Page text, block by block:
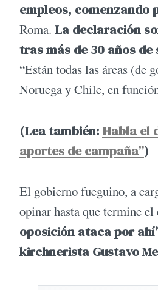
empleos, comenzando
Roma. La declaración
tras más de 30 años
“Están todas las áreas (de
Noruega y Chile, en
(Lea también: Habla el
aportes de campaña”)
El gobierno fueguino, a
opinar hasta que termine
oposición ataca por
kirchnerista Gustavo